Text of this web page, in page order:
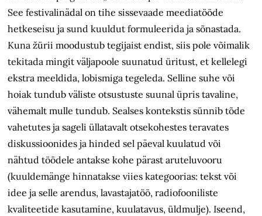
See festivalinädal on tihe sissevaade meediatööde
hetkeseisu ja sund kuuldut formuleerida ja sõnastada.
Kuna žürii moodustub tegijaist endist, siis pole võimalik
tekitada mingit väljapoole suunatud üritust, et kellelegi
ekstra meeldida, lobismiga tegeleda. Selline suhe või
hoiak tundub väliste otsustuste suunal üpris tavaline,
vähemalt mulle tundub. Sealses kontekstis sünnib tõde
vahetutes ja sageli üllatavalt otsekohestes teravates
diskussioonides ja hinded sel päeval kuulatud või
nähtud töödele antakse kohe pärast aruteluvooru
(kuuldemänge hinnatakse viies kategoorias: tekst või
idee ja selle arendus, lavastajatöö, radiofooniliste
kvaliteetide kasutamine, kuulatavus, üldmulje). Iseend,